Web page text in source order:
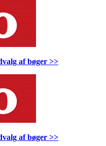
af bøger >>
af bøger >>